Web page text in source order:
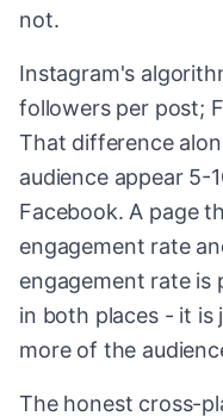
not.
Instagram's
followers per post;
That difference
audience appear 5-
Facebook. A page
engagement rate
engagement rate is
in both places - it is
more of the
The honest cross-